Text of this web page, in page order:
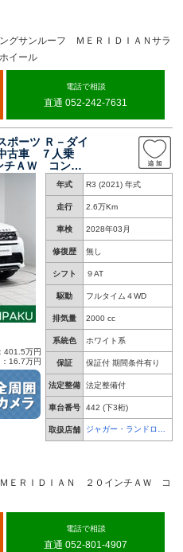
グサンルーフ ＭＥＲＩＤＩＡＮサラ
イール
電話で相談
直通 052-242-7631
ポーツ Ｒ－ダイ
古車 ７人乗
チＡＷ コント
ックアンドゴ
ーター アッ
ト
年式 R3 (2021) 年式
走行 2.6万Km
車検 2028年03月
修復歴 無し
シフト ９AT
駆動 フルタイム４WD
排気量 2000 cc
系統色 ホワイト系
保証 保証付 期間条件有り
法定整備 法定整備付
車台番号 442 (下3桁)
取扱店舗
ジャガー・ランドロー
401.5万円
16.7万円
ＥＲＩＤＩＡＮ ２０インチＡＷ コ
電話で相談
直通 052-801-4907